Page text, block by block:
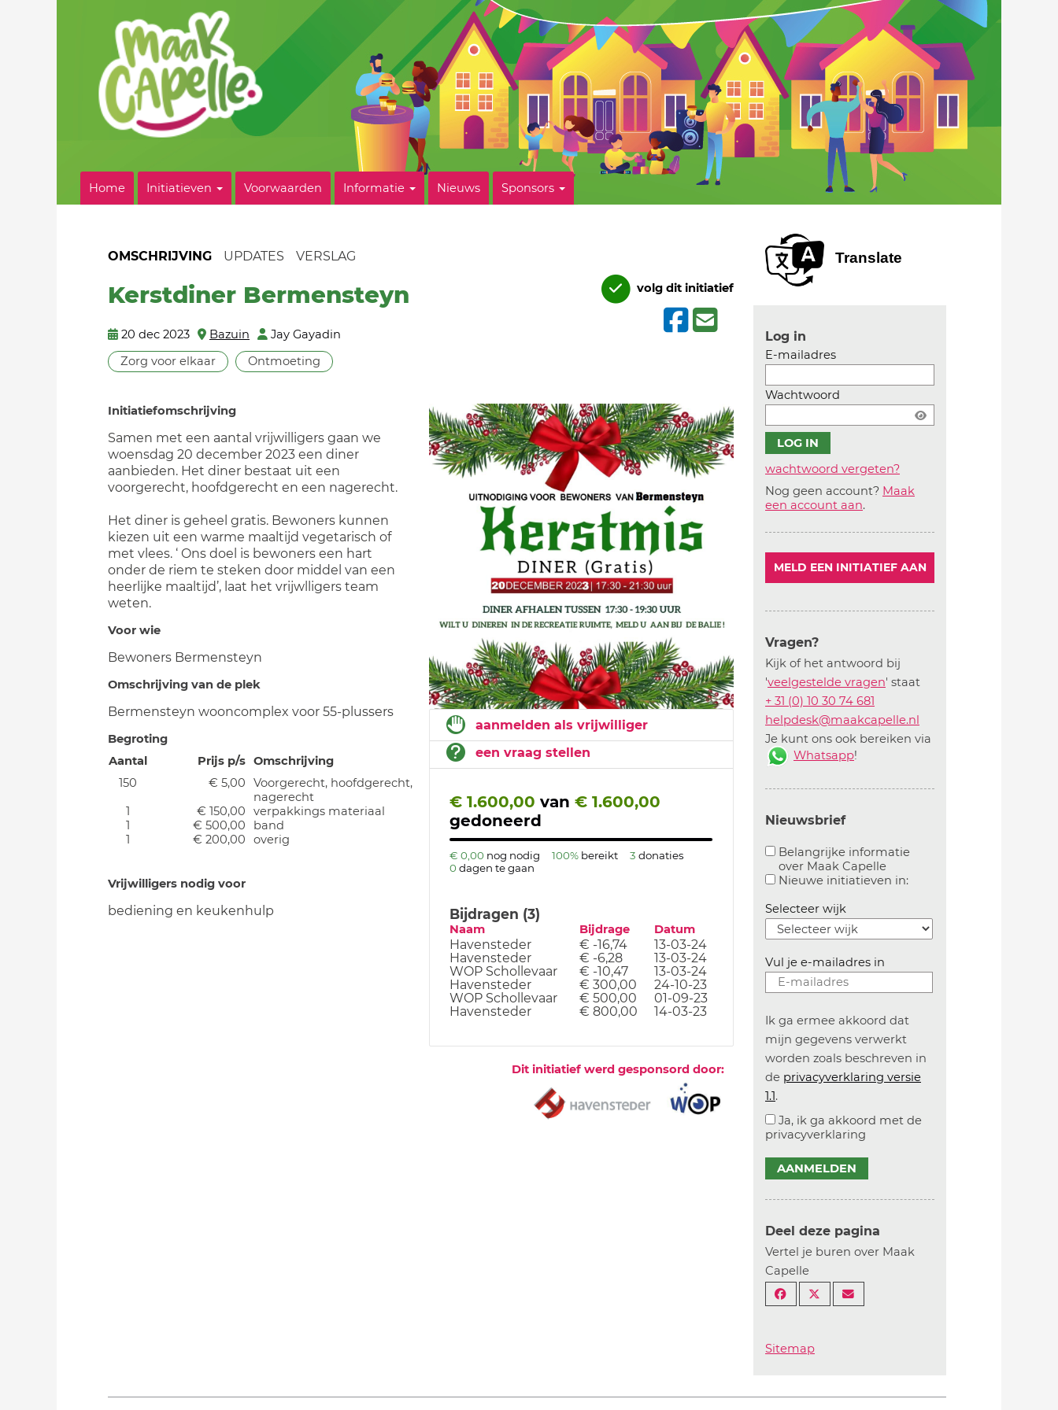
Home Initiatieven Voorwaarden Informatie Nieuws Sponsors
OMSCHRIJVING UPDATES VERSLAG
Kerstdiner Bermensteyn
20 dec 2023 Bazuin
Jay Gayadin
Zorg voor elkaar
Ontmoeting
volg dit initiatief
aanmelden als vrijwilliger
een vraag stellen
€ 1.600,00 van € 1.600,00
gedoneerd
€ 0,00 nog nodig 100% bereikt 3 donaties
0 dagen te gaan
Bijdragen (3)
Naam Bijdrage Datum
Havensteder € -16,74
13-03-24
Havensteder
€ -6,28
13-03-24
WOP Schollevaar
€ -10,47
13-03-24
Havensteder
€ 300,00
24-10-23
WOP Schollevaar
€ 500,00
01-09-23
Havensteder
€ 800,00 14-03-23
Dit initiatief werd gesponsord door:
Initiatiefomschrijving
Samen met een aantal vrijwilligers gaan we
woensdag 20 december 2023 een diner
aanbieden. Het diner bestaat uit een
voorgerecht, hoofdgerecht en een nagerecht.
Het diner is geheel gratis. Bewoners kunnen
kiezen uit een warme maaltijd vegetarisch of
met vlees. ‘ Ons doel is bewoners een hart
onder de riem te steken door middel van een
heerlijke maaltijd’, laat het vrijwlligers team
weten.
Voor wie
Bewoners Bermensteyn
Omschrijving van de plek
Bermensteyn wooncomplex voor 55-plussers
Begroting
Aantal
Prijs p/s Omschrijving
150
€ 5,00
Voorgerecht, hoofdgerecht,
nagerecht
1
€ 150,00
verpakkings materiaal
1
€ 500,00
band
1
€ 200,00 overig
Vrijwilligers nodig voor
bediening en keukenhulp
Translate
Log in
E-mailadres
Wachtwoord
wachtwoord vergeten?
Nog geen account? Maak
een account aan.
MELD EEN INITIATIEF AAN
Vragen?
Kijk of het antwoord bij
'veelgestelde vragen' staat
+ 31 (0) 10 30 74 681
helpdesk@maakcapelle.nl
Je kunt ons ook bereiken via
Whatsapp!
Nieuwsbrief
Belangrijke informatie
over Maak Capelle
Aanvinken om belangrijke informatie over
Nieuwe initiatieven in:Aanvinken om
Selecteer wijk
Vul je e-mailadres in
Ik ga ermee akkoord dat
mijn gegevens verwerkt
worden zoals beschreven in
de privacyverklaring versie
1.1.
Ja, ik ga akkoord met de
privacyverklaring
AANMELDEN
Deel deze pagina
Vertel je buren over Maak
Capelle
Sitemap